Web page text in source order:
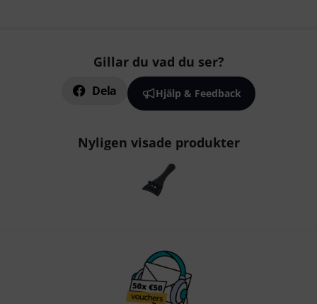
Gillar du vad du ser?
Dela Hjälp & Feedback
Nyligen visade produkter